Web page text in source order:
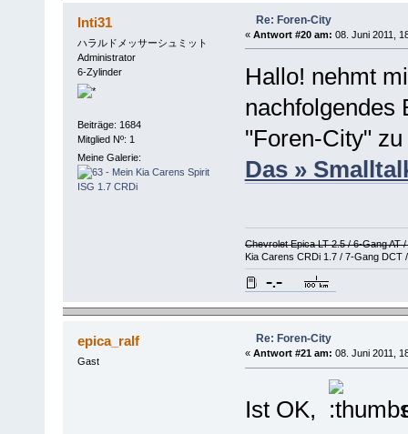
Inti31
ハラルドメッサーシュミット
Administrator
6-Zylinder
Beiträge: 1684
Mitglied Nº: 1
Meine Galerie:
Re: Foren-City
« Antwort #20 am: 08. Juni 2011,
Hallo! nehmt
nachfolgendes
"Foren-City"
Das »
Chevrolet Epica LT 2.5 / 6-Gang AT
Kia Carens CRDi 1.7 / 7-Gang DCT
epica_ralf
Gast
Re: Foren-City
« Antwort #21 am: 08. Juni 2011,
Ist OK,